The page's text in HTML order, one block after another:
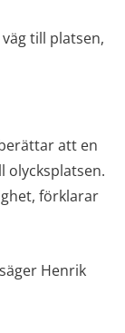
till platsen,
att en
olycksplatsen.
förklarar
Henrik